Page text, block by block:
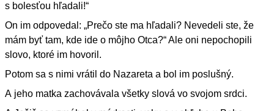
s bolesťou hľadali!“
On im odpovedal: „Prečo ste ma hľadali? Nevedeli ste, že
mám byť tam, kde ide o môjho Otca?“ Ale oni nepochopili
slovo, ktoré im hovoril.
Potom sa s nimi vrátil do Nazareta a bol im poslušný.
A jeho matka zachovávala všetky slová vo svojom srdci.